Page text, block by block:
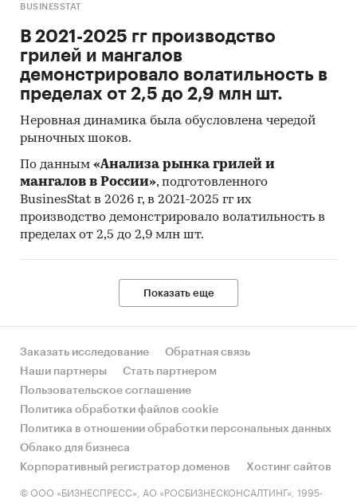
BUSINESSTAT
В 2021-2025 гг производство
грилей и мангалов
демонстрировало волатильность в
пределах от 2,5 до 2,9 млн шт.
Неровная динамика была обусловлена чередой
рыночных шоков.
По данным «Анализа рынка грилей и
мангалов в России», подготовленного
BusinesStat в 2026 г, в 2021-2025 гг их
производство демонстрировало волатильность в
пределах от 2,5 до 2,9 млн шт.
Показать еще
Заказать исследование
Обратная связь
Наши партнеры
Стать партнером
Пользовательское соглашение
Политика обработки файлов cookie
Политика в отношении обработки персональных данных
Облако для бизнеса
Корпоративный регистратор доменов
Хостинг сайтов
© ООО «БИЗНЕСПРЕСС», АО «РОСБИЗНЕСКОНСАЛТИНГ», 1995-